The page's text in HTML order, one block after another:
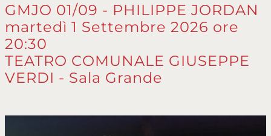
GMJO 01/09 - PHILIPPE JORDAN
martedì 1 Settembre 2026 ore
20:30
TEATRO COMUNALE GIUSEPPE
VERDI - Sala Grande